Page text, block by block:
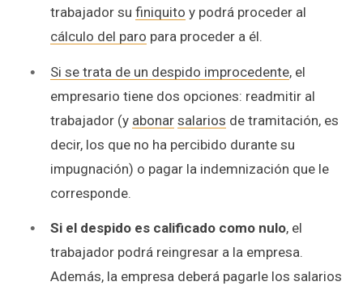
trabajador su finiquito y podrá proceder al
cálculo del paro para proceder a él.
Si se trata de un despido improcedente, el
empresario tiene dos opciones: readmitir al
trabajador (y abonar salarios de tramitación, es
decir, los que no ha percibido durante su
impugnación) o pagar la indemnización que le
corresponde.
Si el despido es calificado como nulo, el
trabajador podrá reingresar a la empresa.
Además, la empresa deberá pagarle los salarios